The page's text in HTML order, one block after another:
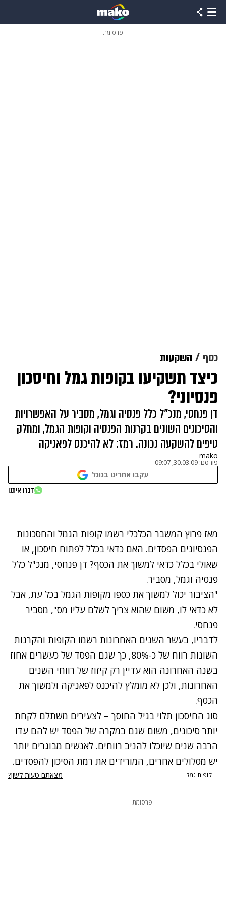
פרסומת
כסף השקעות
כיצד תשקיעו בקופות גמל וחיסכון
פנסיוני?
דן פנחסי, מנכ"ל כלל פנסיה וגמל, מסביר על האפשרויות
והסיכונים השונים בקרנות הפנסיה וקופות הגמל, ומחלק
טיפים להשקעה נכונה. רמז: לא להיכנס לפאניקה
mako
פורסם: 30.03.09, 09:07
עקבו אחרינו בגוגל
נתקלנו בבעיה
דברו איתנו
מאז פרוץ המשבר הכלכלי רשמו קופות הגמל והחסכונות
הפנסיונים הפסדים. האם כדאי בכלל לפתוח חיסכון, או
שאולי בכלל כדאי למשוך את הכסף? דן פנחסי, מנכ"ל כלל
פנסיה וגמל, מסביר.
"הציבור יכול למשוך את כספו מקופות הגמל בכל עת, אבל
לא כדאי לו, משום שהוא צריך לשלם עליו מס", מסביר
פנחסי.
לדבריו, בעשר השנים האחרונות רשמו הקופות והקרנות
השונות רווח של כ-80%, כך שגם הפסד של כעשרים אחוז
בשנה האחרונה הוא עדיין רק קיזוז של רווחי השנים
האחרונות, ולכן לא מומלץ להיכנס לפאניקה ולמשוך את
הכסף.
סוג החיסכון תלוי בגיל החוסך – לצעירים משתלם לקחת
יותר סיכונים, משום שגם במקרה של הפסד יש להם עדו
הרבה שנים שיוכלו להניב רווחים. לאנשים מבוגרים יותר
יש מסלולים אחרים, המורידים את רמת הסיכון להפסדים.
קופות גמל מצאתם טעות לשון?
פרסומת